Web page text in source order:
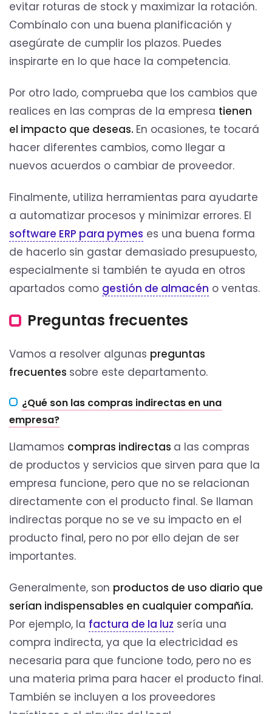
evitar roturas de stock y maximizar la rotación.
Combínalo con una buena planificación y
asegúrate de cumplir los plazos. Puedes
inspirarte en lo que hace la competencia.
Por otro lado, comprueba que los cambios que
realices en las compras de la empresa tienen
el impacto que deseas. En ocasiones, te tocará
hacer diferentes cambios, como llegar a
nuevos acuerdos o cambiar de proveedor.
Finalmente, utiliza herramientas para ayudarte
a automatizar procesos y minimizar errores. El
software ERP para pymes es una buena forma
de hacerlo sin gastar demasiado presupuesto,
especialmente si también te ayuda en otros
apartados como gestión de almacén o ventas.
Preguntas frecuentes
Vamos a resolver algunas preguntas
frecuentes sobre este departamento.
¿Qué son las compras indirectas en una
empresa?
Llamamos compras indirectas a las compras
de productos y servicios que sirven para que la
empresa funcione, pero que no se relacionan
directamente con el producto final. Se llaman
indirectas porque no se ve su impacto en el
producto final, pero no por ello dejan de ser
importantes.
Generalmente, son productos de uso diario que
serían indispensables en cualquier compañía.
Por ejemplo, la factura de la luz sería una
compra indirecta, ya que la electricidad es
necesaria para que funcione todo, pero no es
una materia prima para hacer el producto final.
También se incluyen a los proveedores